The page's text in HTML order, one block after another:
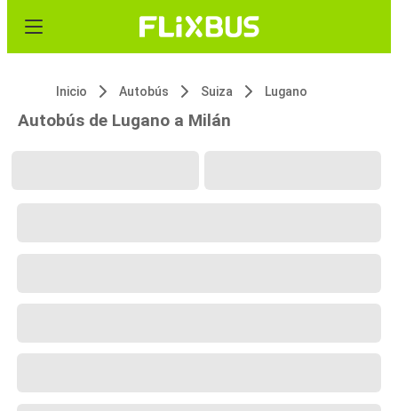
Inicio Autobús Suiza Lugano
Autobús de Lugano a Milán